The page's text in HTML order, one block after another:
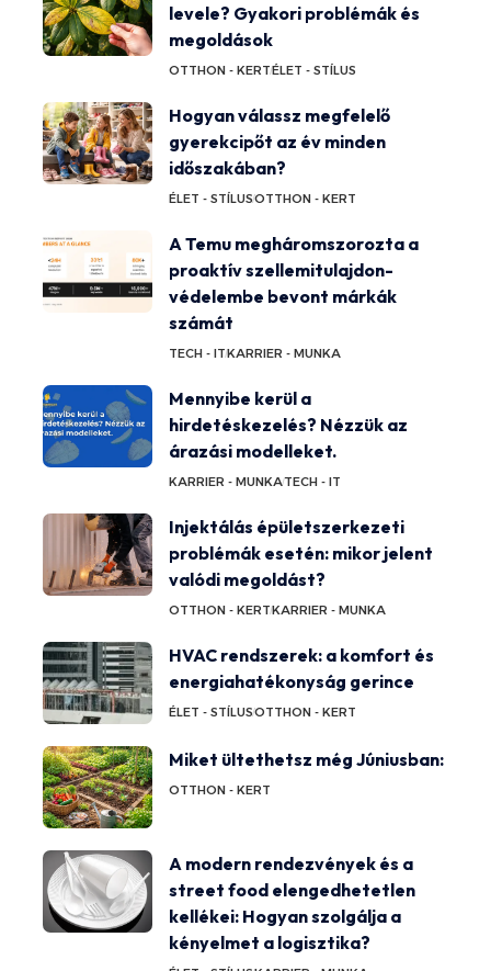
levele? Gyakori problémák és
megoldások
OTTHON - KERTÉLET - STÍLUS
Hogyan válassz megfelelő
gyerekcipőt az év minden
időszakában?
ÉLET - STÍLUSOTTHON - KERT
A Temu megháromszorozta a
proaktív szellemitulajdon-
védelembe bevont márkák
számát
TECH - ITKARRIER - MUNKA
Mennyibe kerül a
hirdetéskezelés? Nézzük az
árazási modelleket.
KARRIER - MUNKATECH - IT
Injektálás épületszerkezeti
problémák esetén: mikor jelent
valódi megoldást?
OTTHON - KERTKARRIER - MUNKA
HVAC rendszerek: a komfort és
energiahatékonyság gerince
ÉLET - STÍLUSOTTHON - KERT
Miket ültethetsz még Júniusban:
OTTHON - KERT
A modern rendezvények és a
street food elengedhetetlen
kellékei: Hogyan szolgálja a
kényelmet a logisztika?